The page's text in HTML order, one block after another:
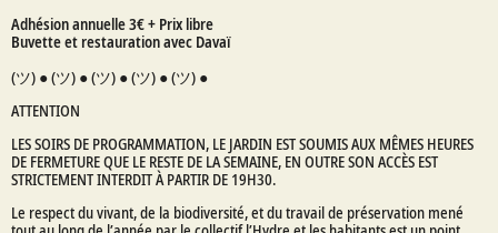
Adhésionannuelle3€ + Prix libre
Buvette et restauration avec Davaï
(ツ) ● (ツ) ● (ツ) ● (ツ) ● (ツ) ●
ATTENTION
LES SOIRS DE PROGRAMMATION, LE JARDIN EST SOUMIS AUX MÊMES HEURES
DE FERMETURE QUE LE RESTE DE LA SEMAINE, EN OUTRE SON ACCÈS EST
STRICTEMENT INTERDIT À PARTIR DE 19H30.
Le respect du vivant, de la biodiversité, et du travail de préservation mené